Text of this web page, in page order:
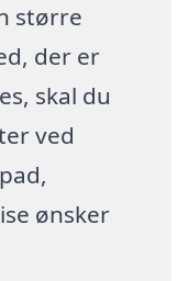
større
der er
skal du
ved
ønsker